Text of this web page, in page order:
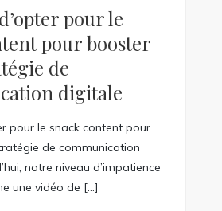
pour le
pour booster
de
digitale
pour le snack content pour
de communication
notre niveau d’impatience
une vidéo de […]